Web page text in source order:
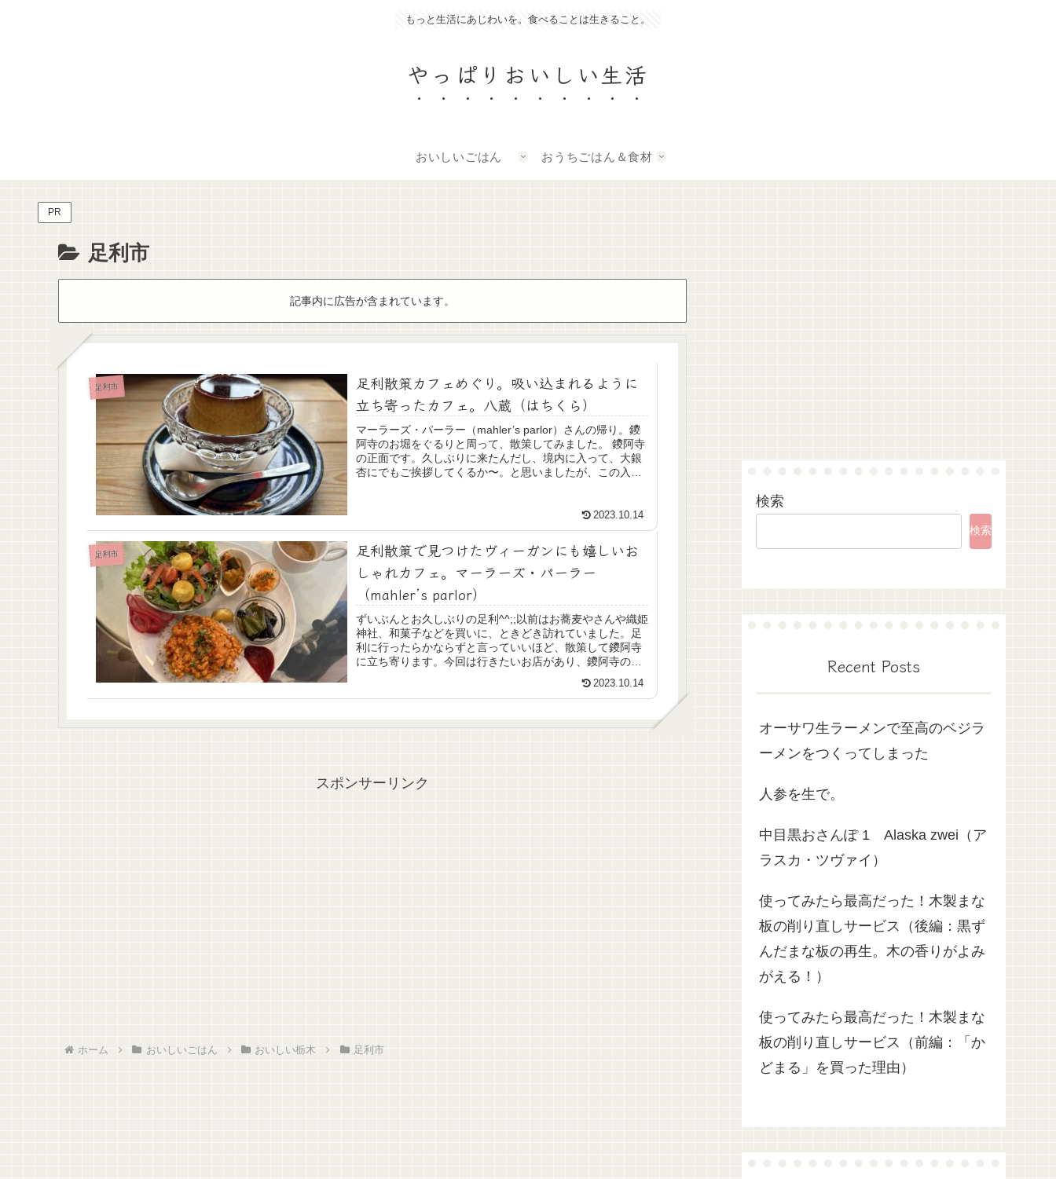
もっと生活にあじわいを。食べることは生きること。
やっぱりおいしい生活
おいしいごはん おうちごはん＆食材
PR
足利市
記事内に広告が含まれています。
足利市
足利散策カフェめぐり。吸い込まれるように
立ち寄ったカフェ。八蔵（はちくら）
マーラーズ・パーラー（mahler’s parlor）さんの帰り。鑁
阿寺のお堀をぐるりと周って、散策してみました。 鑁阿寺
の正面です。久しぶりに来たんだし、境内に入って、大銀
杏にでもご挨拶してくるか〜。と思いましたが、この入口
2023.10.14
足利市
足利散策で見つけたヴィーガンにも嬉しいお
しゃれカフェ。マーラーズ・パーラー
（mahler’s parlor）
ずいぶんとお久しぶりの足利^^;;以前はお蕎麦やさんや織姫
神社、和菓子などを買いに、ときどき訪れていました。足
利に行ったらかならずと言っていいほど、散策して鑁阿寺
に立ち寄ります。今回は行きたいお店があり、鑁阿寺の近
2023.10.14
スポンサーリンク
ホーム おいしいごはん おいしい栃木 足利市
検索
検索
Recent Posts
オーサワ生ラーメンで至高のベジラ
ーメンをつくってしまった
人参を生で。
中目黒おさんぽ 1 Alaska zwei（ア
ラスカ・ツヴァイ）
使ってみたら最高だった！木製まな
板の削り直しサービス（後編：黒ず
んだまな板の再生。木の香りがよみ
がえる！）
使ってみたら最高だった！木製まな
板の削り直しサービス（前編：「か
どまる」を買った理由）